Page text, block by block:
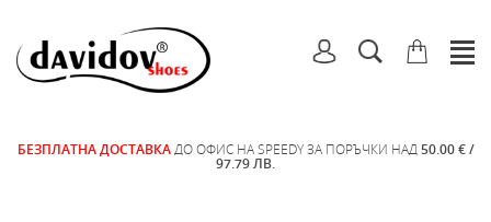
БЕЗПЛАТНА ДОСТАВКА ДО ОФИС НА SPEEDY ЗА ПОРЪЧКИ НАД 50.00 € /
97.79 ЛВ.